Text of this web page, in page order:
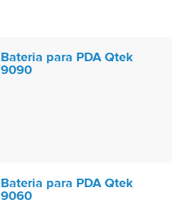
Bateria para PDA Qtek
9090
Bateria para PDA Qtek
9060